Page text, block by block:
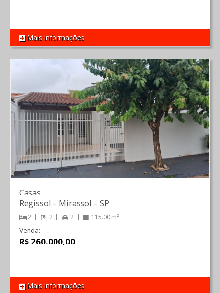
REF 453
Mais informações
REF 1568
Casas
Regissol – Mirassol – SP
2 2 2 115.00 m²
Venda:
R$ 260.000,00
Mais informações